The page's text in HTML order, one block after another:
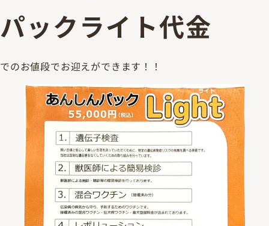
パックライト代金
でのお値段でお迎えができます！！